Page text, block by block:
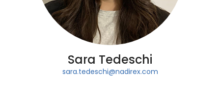
Sara Tedeschi
sara.tedeschi@nadirex.com